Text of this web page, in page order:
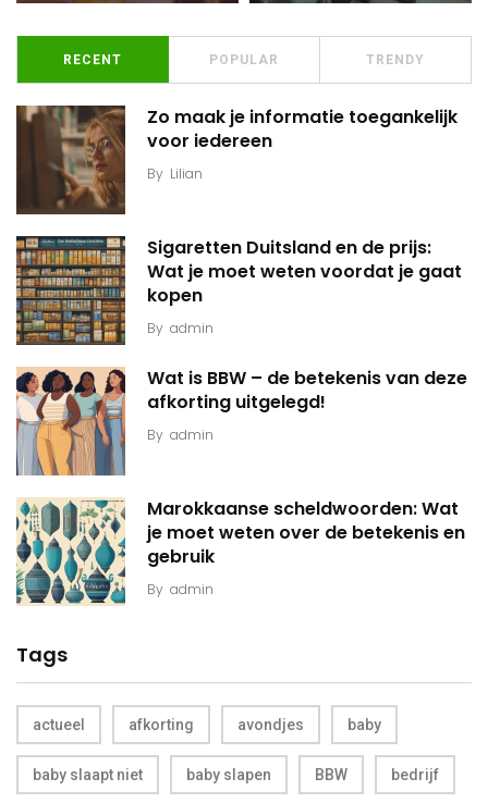
RECENT POPULAR TRENDY
Zo maak je informatie toegankelijk
voor iedereen
By Lilian
Sigaretten Duitsland en de prijs:
Wat je moet weten voordat je gaat
kopen
By admin
Wat is BBW – de betekenis van deze
afkorting uitgelegd!
By admin
Marokkaanse scheldwoorden: Wat
je moet weten over de betekenis en
gebruik
By admin
Tags
actueel afkorting avondjes baby
baby slaapt niet baby slapen BBW bedrijf